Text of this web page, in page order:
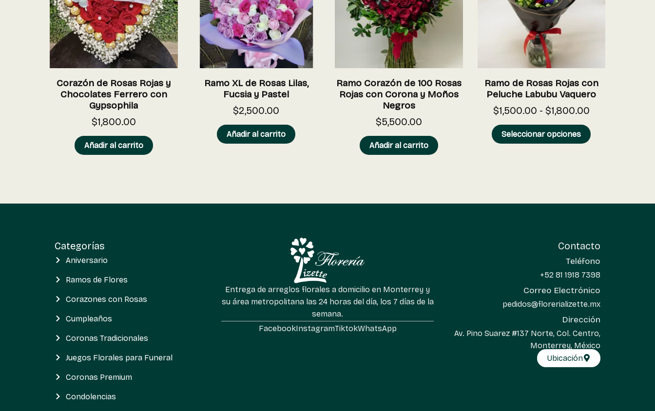
Corazón de Rosas Rojas y
Chocolates Ferrero con
Gypsophila
$1,800.00
Añadir al carrito
Ramo XL de Rosas Lilas,
Fucsia y Pastel
$2,500.00
Añadir al carrito
Ramo Corazón de 100 Rosas
Rojas con Corona y Moños
Negros
$5,500.00
Añadir al carrito
Ramo de Rosas Rojas con
Peluche Labubu Vaquero
$1,500.00 - $1,800.00
Seleccionar opciones
Categorías
Aniversario
Ramos de Flores
Corazones con Rosas
Cumpleaños
Coronas Tradicionales
Juegos Florales para Funeral
Coronas Premium
Condolencias
Entrega de arreglos florales a domicilio en Monterrey y
su área metropolitana las 24 horas del día, los 7 días de la
semana.
FacebookInstagramTiktokWhatsApp
Contacto
Teléfono
+52 81 1918 7398
Correo Electrónico
pedidos@florerializette.mx
Dirección
Av. Pino Suarez #137 Norte, Col. Centro,
Monterrey, México
Ubicación